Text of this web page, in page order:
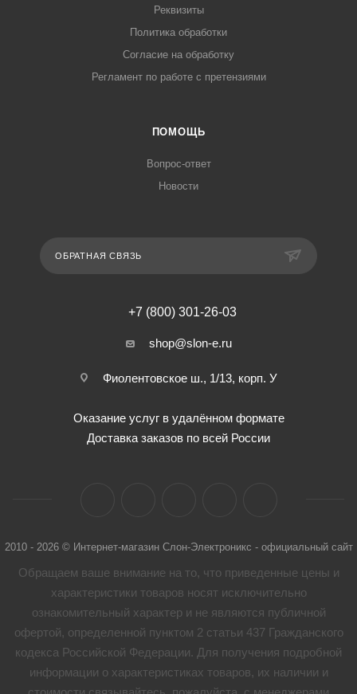
Реквизиты
Политика обработки
Согласие на обработку
Регламент по работе с претензиями
ПОМОЩЬ
Вопрос-ответ
Новости
ОБРАТНАЯ СВЯЗЬ
+7 (800) 301-26-03
shop@slon-e.ru
Фиолентовское ш., 1/13, корп. У
Оказание услуг в удалённом формате
Доставка заказов по всей России
2010 - 2026 © Интернет-магазин Слон-Электроникс - официальный сайт
Обращаем ваше внимание на то, что приведенные цены и
характеристики товaров носят исключительно
ознакомительный характер и не являются публичной
офертой, определенной пунктом 2 статьи 437 Гражданского
кодекса Российской Федерации. Для получения подробной
информации о характеристиках товaров, их наличии и